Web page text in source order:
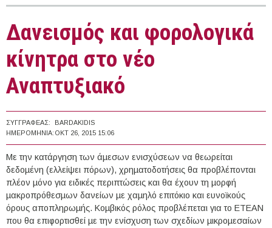
Δανεισμός και φορολογικά
κίνητρα στο νέο
Αναπτυξιακό
ΣΥΓΓΡΑΦΈΑΣ:
BARDAKIDIS
ΗΜΕΡΟΜΗΝΊΑ: ΟΚΤ 26, 2015 15:06
Με την κατάργηση των άµεσων ενισχύσεων να θεωρείται
δεδοµένη (ελλείψει πόρων), χρηµατοδοτήσεις θα προβλέπονται
πλέον µόνο για ειδικές περιπτώσεις και θα έχουν τη µορφή
µακροπρόθεσµων δανείων µε χαµηλό επιτόκιο και ευνοϊκούς
όρους αποπληρωµής. Κοµβικός ρόλος προβλέπεται για το ΕΤΕΑΝ
που θα επιφορτισθεί µε την ενίσχυση των σχεδίων µικροµεσαίων